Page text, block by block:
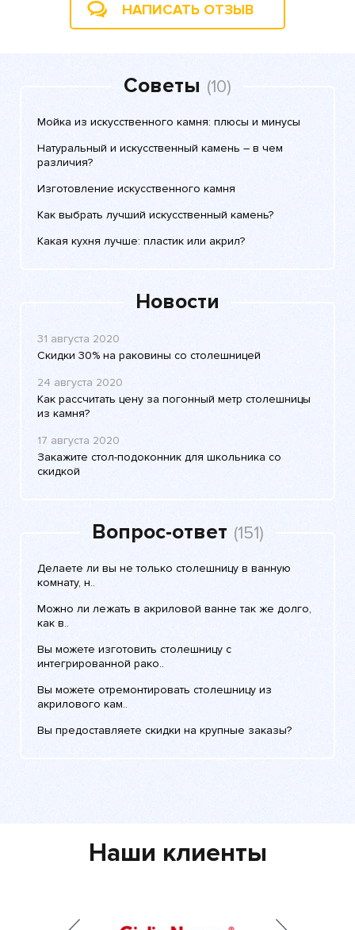
НАПИСАТЬ ОТЗЫВ
Советы (10)
Мойка из искусственного камня: плюсы и минусы
Натуральный и искусственный камень – в чем
различия?
Изготовление искусственного камня
Как выбрать лучший искусственный камень?
Какая кухня лучше: пластик или акрил?
Новости
31 августа 2020
Скидки 30% на раковины со столешницей
24 августа 2020
Как рассчитать цену за погонный метр столешницы
из камня?
17 августа 2020
Закажите стол-подоконник для школьника со
скидкой
Вопрос-ответ (151)
Делаете ли вы не только столешницу в ванную
комнату, н..
Можно ли лежать в акриловой ванне так же долго,
как в..
Вы можете изготовить столешницу с
интегрированной рако..
Вы можете отремонтировать столешницу из
акрилового кам..
Вы предоставляете скидки на крупные заказы?
Наши клиенты